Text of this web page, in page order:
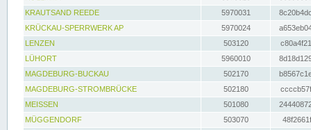
KRAUTSAND REEDE
5970031
KRÜCKAU-SPERRWERK AP
5970024
LENZEN
503120
LÜHORT
5960010
MAGDEBURG-BUCKAU
502170
MAGDEBURG-STROMBRÜCKE
502180
MEISSEN
501080
MÜGGENDORF
503070